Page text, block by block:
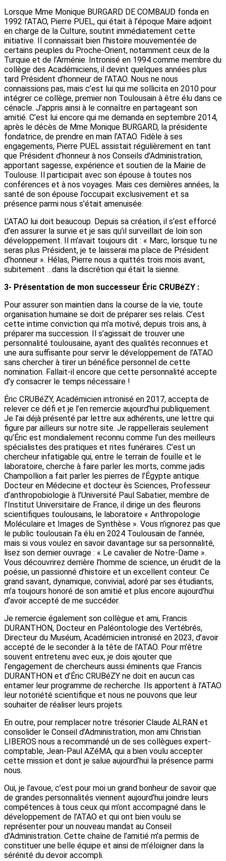
Lorsque Mme Monique BURGARD DE COMBAUD fonda en
1992 l’ATAO, Pierre PUEL, qui était à l’époque Maire adjoint
en charge de la Culture, soutint immédiatement cette
initiative. Il connaissait bien l’histoire mouvementée de
certains peuples du Proche-Orient, notamment ceux de la
Turquie et de l’Arménie. Intronisé en 1994 comme membre du
collège des Académiciens, il devint quelques années plus
tard Président d’honneur de l’ATAO. Nous ne nous
connaissions pas, mais c’est lui qui me sollicita en 2010 pour
intégrer ce collège, premier non Toulousain à être élu dans ce
cénacle. J’appris ainsi à le connaître en partageant son
amitié. C’est lui encore qui me demanda en septembre 2014,
après le décès de Mme Monique BURGARD, la présidente
fondatrice, de prendre en main l’ATAO. Fidèle à ses
engagements, Pierre PUEL assistait régulièrement en tant
que Président d’honneur à nos Conseils d’Administration,
apportant sagesse, expérience et soutien de la Mairie de
Toulouse. Il participait avec son épouse à toutes nos
conférences et à nos voyages. Mais ces dernières années, la
santé de son épouse l’occupait exclusivement et sa
présence parmi nous s’était amenuisée.
L’ATAO lui doit beaucoup. Depuis sa création, il s’est efforcé
d’en assurer la survie et je sais qu’il surveillait de loin son
développement. Il m’avait toujours dit : « Marc, lorsque tu ne
seras plus Président, je te laisserai ma place de Président
d’honneur ». Hélas, Pierre nous a quittés trois mois avant,
subitement …dans la discrétion qui était la sienne.
3- Présentation de mon successeur Éric CRUBéZY :
Pour assurer son maintien dans la course de la vie, toute
organisation humaine se doit de préparer ses relais. C’est
cette intime conviction qui m’a motivé, depuis trois ans, à
préparer ma succession. Il s’agissait de trouver une
personnalité toulousaine, ayant des qualités reconnues et
une aura suffisante pour servir le développement de l’ATAO
sans chercher à tirer un bénéfice personnel de cette
nomination. Fallait-il encore que cette personnalité accepte
d’y consacrer le temps nécessaire !
Éric CRUBéZY, Académicien intronisé en 2017, accepta de
relever ce défi et je l’en remercie aujourd’hui publiquement.
Je l’ai déjà présenté par lettre aux adhérents, une lettre qui
figure par ailleurs sur notre site. Je rappellerais seulement
qu’Éric est mondialement reconnu comme l’un des meilleurs
spécialistes des pratiques et rites funéraires. C’est un
chercheur infatigable qui, entre le terrain de fouille et le
laboratoire, cherche à faire parler les morts, comme jadis
Champollion a fait parler les pierres de l’Égypte antique.
Docteur en Médecine et docteur ès Sciences, Professeur
d’anthropobiologie à l’Université Paul Sabatier, membre de
l’Institut Universitaire de France, il dirige un des fleurons
scientifiques toulousains, le laboratoire « Anthropologie
Moléculaire et Images de Synthèse ». Vous n’ignorez pas que
le public toulousain l’a élu en 2024 Toulousain de l’année,
mais si vous voulez en savoir davantage sur sa personnalité,
lisez son dernier ouvrage : « Le cavalier de Notre-Dame ».
Vous découvrirez derrière l’homme de science, un érudit de la
poésie, un passionné d’histoire et un excellent conteur. Ce
grand savant, dynamique, convivial, adoré par ses étudiants,
m’a toujours honoré de son amitié et plus encore aujourd’hui
d’avoir accepté de me succéder.
Je remercie également son collègue et ami, Francis
DURANTHON, Docteur en Paléontologie des Vertébrés,
Directeur du Muséum, Académicien intronisé en 2023, d’avoir
accepté de le seconder à la tête de l’ATAO. Pour m’être
souvent entretenu avec eux, je dois ajouter que
l’engagement de chercheurs aussi éminents que Francis
DURANTHON et d’Éric CRUBéZY ne doit en aucun cas
entamer leur programme de recherche. Ils apportent à l’ATAO
leur notoriété scientifique et nous ne pouvons que leur
souhaiter de réaliser leurs projets.
En outre, pour remplacer notre trésorier Claude ALRAN et
consolider le Conseil d’Administration, mon ami Christian
LIBEROS nous a recommandé un de ses collègues expert-
comptable, Jean-Paul AZéMA, qui a bien voulu accepter
cette mission et dont je salue aujourd’hui la présence parmi
nous.
Oui, je l’avoue, c’est pour moi un grand bonheur de savoir que
de grandes personnalités viennent aujourd’hui joindre leurs
compétences à tous ceux qui m’ont accompagné dans le
développement de l’ATAO et qui ont bien voulu se
représenter pour un nouveau mandat au Conseil
d’Administration. Cette chaîne de l’amitié m’a permis de
constituer une belle équipe et ainsi de m’éloigner dans la
sérénité du devoir accompli.